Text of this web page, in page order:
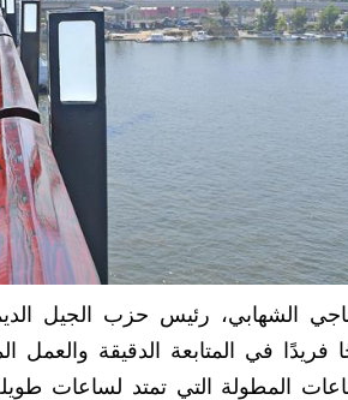
الشهابي، رئيس حزب الجيل
فريدًا في المتابعة الدقيقة
المطولة التي تمتد لساعات